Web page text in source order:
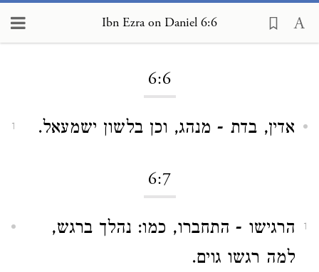
Ibn Ezra on Daniel 6:6
6:6
1 אדין, בדת - מנהג, וכן בלשון ישמעאל.
6:7
1
הרגישו - התחברו, כמו: נהלך ברגש,
למה רגשו גוים.